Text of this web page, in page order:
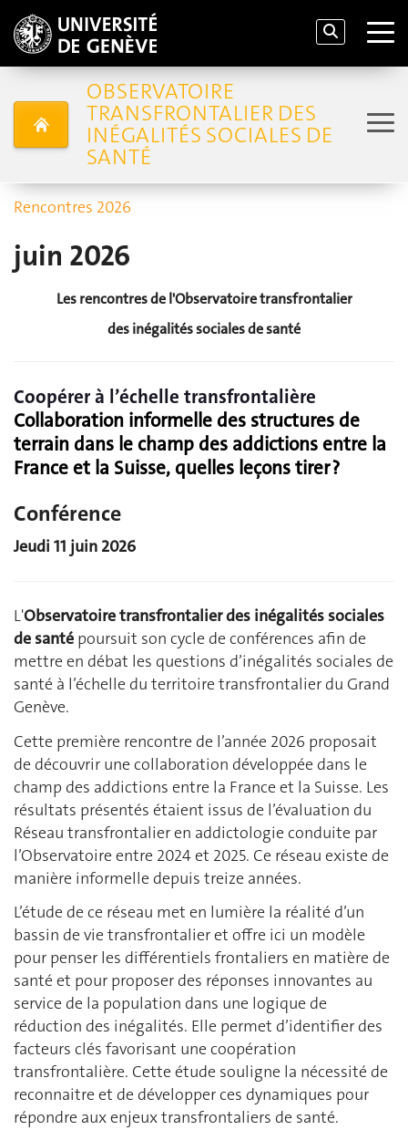
OBSERVATOIRE
TRANSFRONTALIER DES
INÉGALITÉS SOCIALES DE
SANTÉ
Rencontres 2026
juin 2026
Les rencontres de l'Observatoire transfrontalier
des inégalités sociales de santé
Coopérer à l’échelle transfrontalière
Collaboration informelle des structures de
terrain dans le champ des addictions entre la
France et la Suisse, quelles leçons tirer ?
Conférence
Jeudi 11 juin 2026
L'Observatoire transfrontalier des inégalités sociales
de santé poursuit son cycle de conférences afin de
mettre en débat les questions d’inégalités sociales de
santé à l’échelle du territoire transfrontalier du Grand
Genève.
Cette première rencontre de l’année 2026 proposait
de découvrir une collaboration développée dans le
champ des addictions entre la France et la Suisse. Les
résultats présentés étaient issus de l’évaluation du
Réseau transfrontalier en addictologie conduite par
l’Observatoire entre 2024 et 2025. Ce réseau existe de
manière informelle depuis treize années.
L’étude de ce réseau met en lumière la réalité d’un
bassin de vie transfrontalier et offre ici un modèle
pour penser les différentiels frontaliers en matière de
santé et pour proposer des réponses innovantes au
service de la population dans une logique de
réduction des inégalités. Elle permet d’identifier des
facteurs clés favorisant une coopération
transfrontalière. Cette étude souligne la nécessité de
reconnaitre et de développer ces dynamiques pour
répondre aux enjeux transfrontaliers de santé.